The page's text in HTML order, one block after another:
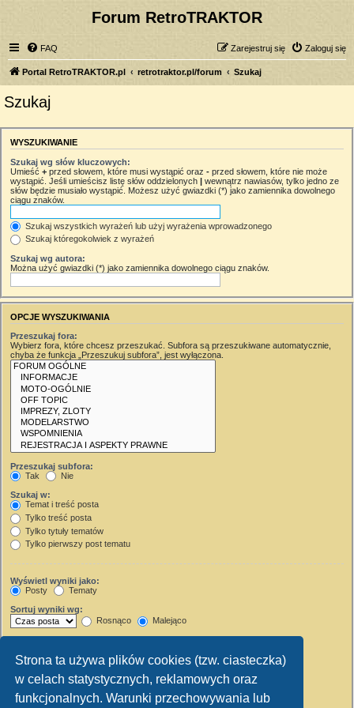
Strona ta używa plików cookies (tzw. ciasteczka)
w celach statystycznych, reklamowych oraz
funkcjonalnych. Warunki przechowywania lub
Forum RetroTRAKTOR
FAQ Zaloguj się
Zarejestruj się
Portal RetroTRAKTOR.pl retrotraktor.pl/forum Szukaj
Szukaj
WYSZUKIWANIE
Szukaj wg słów kluczowych:
Umieść + przed słowem, które musi wystąpić oraz - przed słowem, które nie może
wystąpić. Jeśli umieścisz listę słów oddzielonych | wewnątrz nawiasów, tylko jedno ze
słów będzie musiało wystąpić. Możesz użyć gwiazdki (*) jako zamiennika dowolnego
ciągu znaków.
Szukaj wszystkich wyrażeń lub użyj wyrażenia wprowadzonego
Szukaj któregokolwiek z wyrażeń
Szukaj wg autora:
Można użyć gwiazdki (*) jako zamiennika dowolnego ciągu znaków.
OPCJE WYSZUKIWANIA
Przeszukaj fora:
Wybierz fora, które chcesz przeszukać. Subfora są przeszukiwane automatycznie,
chyba że funkcja „Przeszukuj subfora”, jest wyłączona.
Przeszukaj subfora:
Tak
Nie
Szukaj w:
Temat i treść posta
Tylko treść posta
Tylko tytuły tematów
Tylko pierwszy post tematu
Wyświetl wyniki jako:
Posty
Tematy
Sortuj wyniki wg:
Rosnąco
Malejąco
Wyświetl pierwsze:
Ustaw 0, aby wyświetlić cały post.
znaków w poście